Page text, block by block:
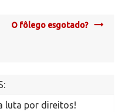
O fôlego esgotado?
luta por direitos!